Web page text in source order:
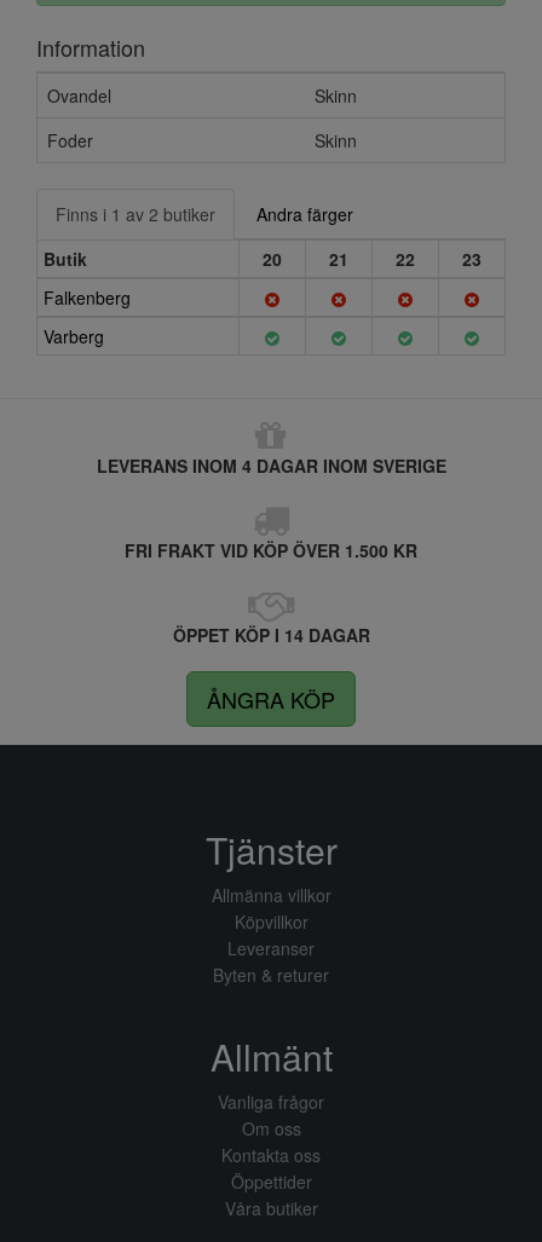
Information
Ovandel
Skinn
Foder
Skinn
Finns i 1 av 2 butiker
Andra färger
Butik
20 21 22
23
Falkenberg
Varberg
LEVERANS INOM 4 DAGAR INOM SVERIGE
FRI FRAKT VID KÖP ÖVER 1.500 KR
ÖPPET KÖP I 14 DAGAR
ÅNGRA KÖP
Tjänster
Allmänna villkor
Köpvillkor
Leveranser
Byten & returer
Allmänt
Vanliga frågor
Om oss
Kontakta oss
Öppettider
Våra butiker